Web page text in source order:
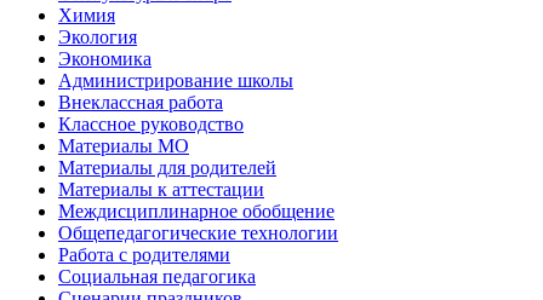
Химия
Экология
Экономика
Администрирование школы
Внеклассная работа
Классное руководство
Материалы МО
Материалы для родителей
Материалы к аттестации
Междисциплинарное обобщение
Общепедагогические технологии
Работа с родителями
Социальная педагогика